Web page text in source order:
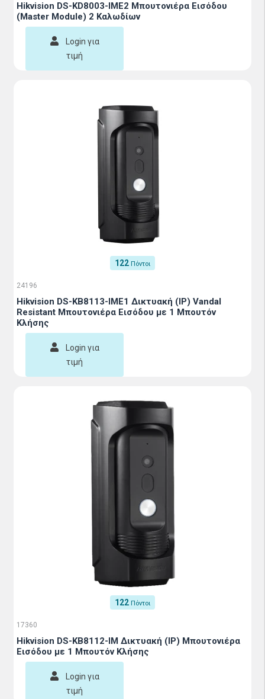
Hikvision DS-KD8003-IME2 Μπουτονιέρα Εισόδου
(Master Module) 2 Καλωδίων
Login για
τιμή
122 Πόντοι
24196
Hikvision DS-KB8113-IME1 Δικτυακή (IP) Vandal
Resistant Μπουτονιέρα Εισόδου με 1 Μπουτόν
Κλήσης
Login για
τιμή
122 Πόντοι
17360
Hikvision DS-KB8112-IM Δικτυακή (IP) Μπουτονιέρα
Εισόδου με 1 Μπουτόν Κλήσης
Login για
τιμή